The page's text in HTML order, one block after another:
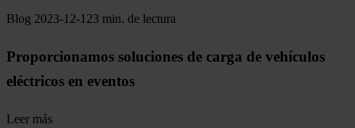
Blog 2023-12-123 min. de lectura
Proporcionamos soluciones de carga de vehículos
eléctricos en eventos
Leer más